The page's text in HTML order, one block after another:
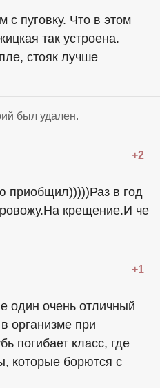
с пуговку. Что в этом
так устроена.
стояк лучше
был удален.
+2
приобщил)))))Раз в год
крещение.И че
+1
один очень отличный
организме при
погибает класс, где
которые борются с